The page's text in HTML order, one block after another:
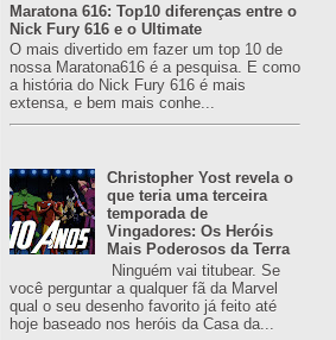
Maratona 616: Top10 diferenças entre o
Nick Fury 616 e o Ultimate
O mais divertido em fazer um top 10 de
nossa Maratona616 é a pesquisa. E como
a história do Nick Fury 616 é mais
extensa, e bem mais conhe...
Christopher Yost revela o
que teria uma terceira
temporada de
Vingadores: Os Heróis
Mais Poderosos da Terra
Ninguém vai titubear. Se
você perguntar a qualquer fã da Marvel
qual o seu desenho favorito já feito até
hoje baseado nos heróis da Casa da...